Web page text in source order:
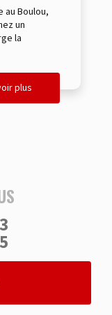
au Boulou,
un
la
plus